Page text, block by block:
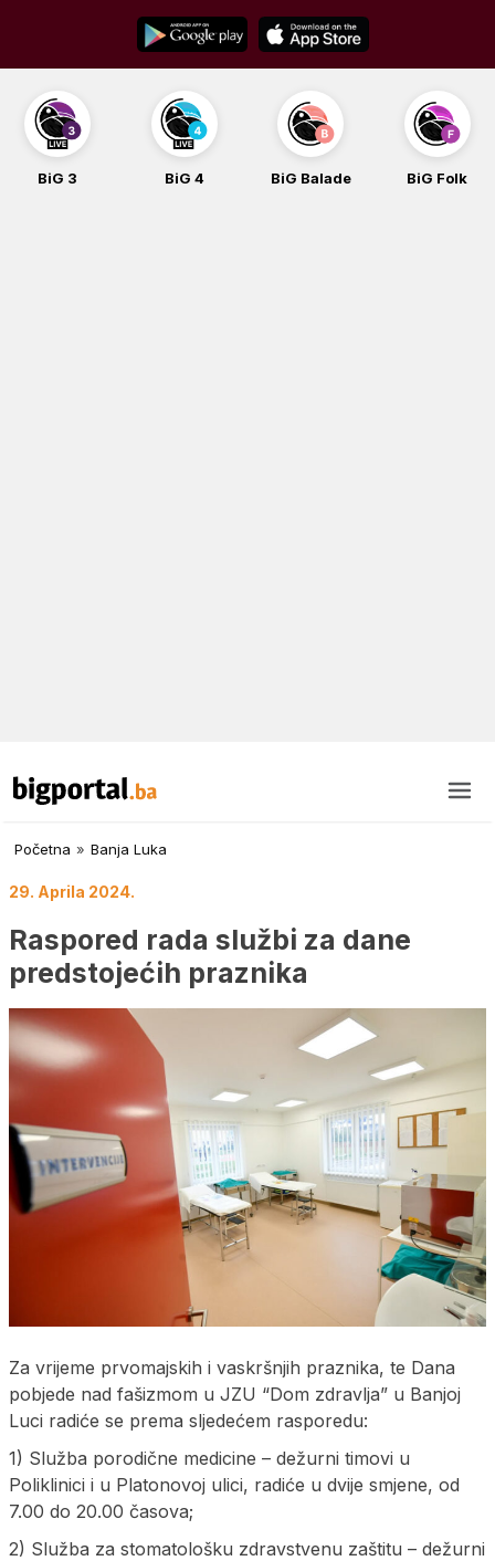
content
BiG 3 BiG 4 BiG Balade BiG Folk
Početna » Banja Luka
29. Aprila 2024.
Raspored rada službi za dane
predstojećih praznika
Za vrijeme prvomajskih i vaskršnjih praznika, te Dana
pobjede nad fašizmom u JZU “Dom zdravlja” u Banjoj
Luci radiće se prema sljedećem rasporedu:
1) Služba porodične medicine – dežurni timovi u
Poliklinici i u Platonovoj ulici, radiće u dvije smjene, od
7.00 do 20.00 časova;
2) Služba za stomatološku zdravstvenu zaštitu – dežurni